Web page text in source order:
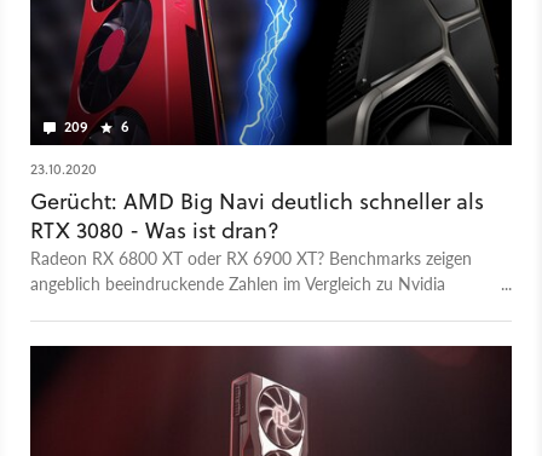
209 6
23.10.2020
Gerücht: AMD Big Navi deutlich schneller als
RTX 3080 - Was ist dran?
Radeon RX 6800 XT oder RX 6900 XT? Benchmarks zeigen
angeblich beeindruckende Zahlen im Vergleich zu Nvidia